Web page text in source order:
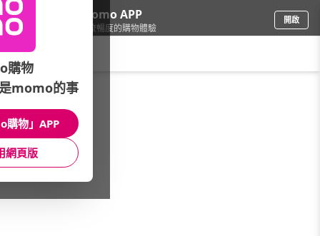
下載momo APP
給你3倍流暢度的購物體驗
開啟
女時尚/女裝/熱搜關鍵字
館長推薦 月銷量
購物
momo的事
購物」APP
網頁版